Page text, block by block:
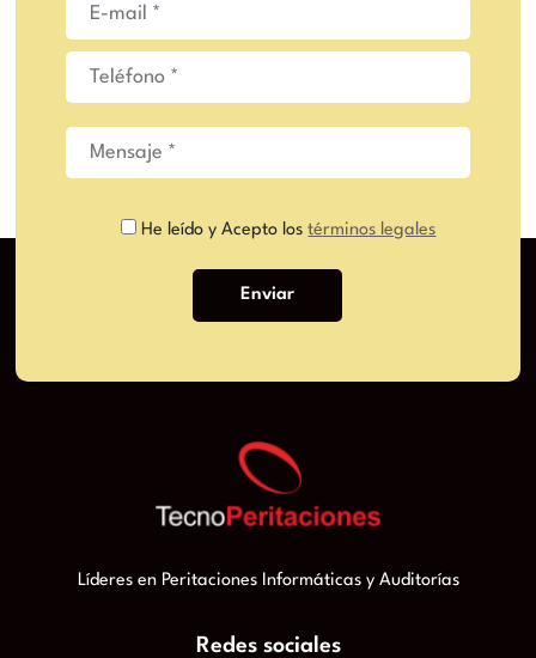
He leído y Acepto lostérminos legales
Líderes en Peritaciones Informáticas y Auditorías
Redes sociales